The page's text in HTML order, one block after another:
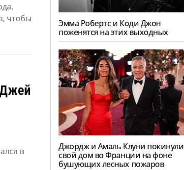
чтобы
в
Эмма Робертс и Коди Джон
поженятся на этих выходных
Джордж и Амаль Клуни покинули
свой дом во Франции на фоне
бушующих лесных пожаров